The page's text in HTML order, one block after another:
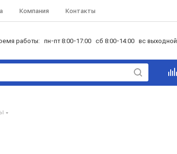
Компания Контакты
работы: пн-пт 8:00-17:00 сб 8:00-14:00 вс выходной